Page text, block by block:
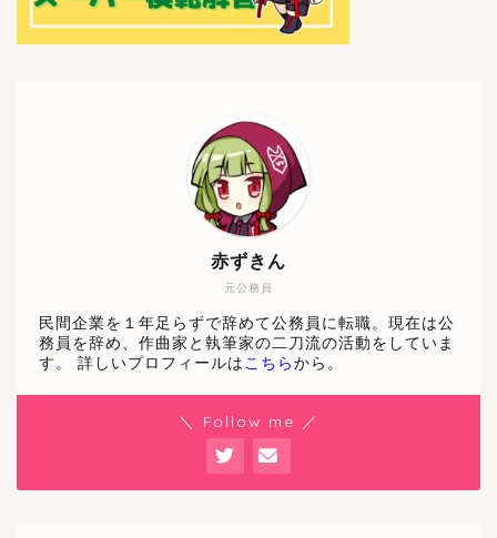
元公務員
赤ずきん
民間企業を１年足らずで辞めて公務員に転職。現在は公
務員を辞め、作曲家と執筆家の二刀流の活動をしていま
す。 詳しいプロフィールは こちら から。
＼ Follow me ／